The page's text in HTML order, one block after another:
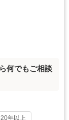
何でもご相談
年以上